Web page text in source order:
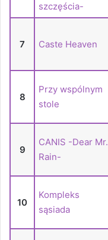
szczęścia-
7 Caste Heaven
8
Przy wspólnym
stole
9
CANIS -Dear Mr.
Rain-
10
Kompleks
sąsiada